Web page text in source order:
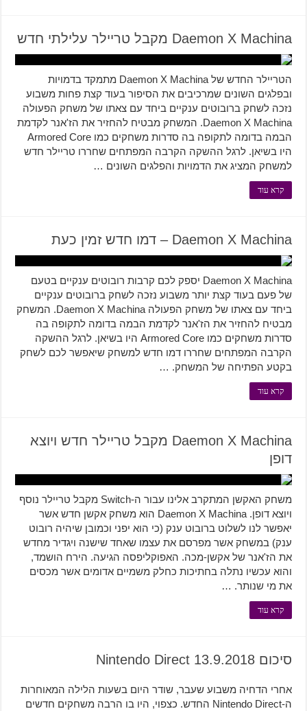
Daemon X Machina מקבל טריילר עלילתי חדש
הטריילר החדש של Daemon X Machina מתמקד בדמויות
ובפלגים השונים שמרכיבים את הסיפור בעוד קצת פחות משבוע
נזכה לשחק ברובוטים ענקיים ביחד עם צאתו של משחק הפעולה
Daemon X Machina. המשחק מבטיח להחזיר את הז'אנר לקדמת
הבמה בדומה לתקופה בה סדרות משחקים כמו Armored Core
היו בשיאן. לרגל ההשקה הקרבה המפתחים שחררו טריילר חדש
למשחק המציג את הדמויות והפלגים השונים …
קרא עוד
Daemon X Machina – דמו חדש זמין כעת
Daemon X Machina יספק לכם קרבות רובוטים ענקיים בטעם
של פעם בעוד קצת יותר משבוע נזכה לשחק ברובוטים ענקיים
ביחד עם צאתו של משחק הפעולה Daemon X Machina. המשחק
מבטיח להחזיר את הז'אנר לקדמת הבמה בדומה לתקופה בה
סדרות משחקים כמו Armored Core היו בשיאן. לרגל ההשקה
הקרבה המפתחים שחררו דמו חדש למשחק שיאפשר לכם לשחק
בקטע הפתיחה של המשחק. …
קרא עוד
Daemon X Machina מקבל טריילר חדש ויוצא
דופן
משחק האקשן המתקרב אלינו עבור ה-Switch מקבל טריילר נוסף
ויוצא דופן. Daemon X Machina הוא משחק אקשן חדש אשר
יאפשר לנו לשלוט ברובוט ענק (כי הוא יפני וכמובן שיהיה רובוט
ענק) במשחק אשר מפרסם את עצמו שאחד שישנה ויגדיר מחדש
את הז'אנר של אקשן-מכה. האפוקליפסה הגיעה. הירח הושמד,
והוא עכשיו נתלה בחתיכות כחלק משמיים אדומים אשר מכסים
את מי שנותר. …
קרא עוד
סיכום Nintendo Direct 13.9.2018
אחרי הדחיה משבוע שעבר, שודר היום בשעות הלילה המאוחרות
ה-Nintendo Direct החדש. כצפוי, היו בו הרבה משחקים חדשים